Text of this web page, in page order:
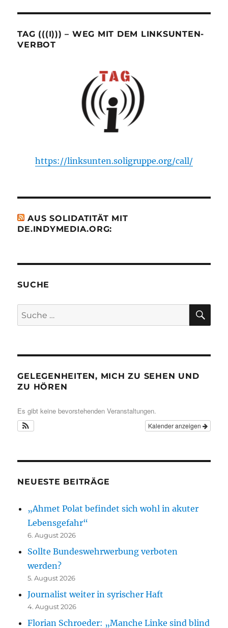
TAG (((I))) – WEG MIT DEM LINKSUNTEN-
VERBOT
https://linksunten.soligruppe.org/call/
AUS SOLIDATITÄT MIT
DE.INDYMEDIA.ORG:
SUCHE
Suche
nach:
GELEGENHEITEN, MICH ZU SEHEN UND
ZU HÖREN
Es gibt keine bevorstehenden Veranstaltungen.
Kalender anzeigen
NEUESTE BEITRÄGE
„Ahmet Polat befindet sich wohl in akuter
Lebensgefahr“
6. August 2026
Sollte Bundeswehrwerbung verboten
werden?
5. August 2026
Journalist weiter in syrischer Haft
4. August 2026
Florian Schroeder: „Manche Linke sind blind